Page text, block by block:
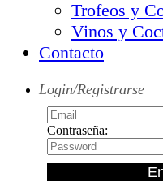
Trofeos y
Vinos y
Contacto
Login/Registrarse
Contraseña: